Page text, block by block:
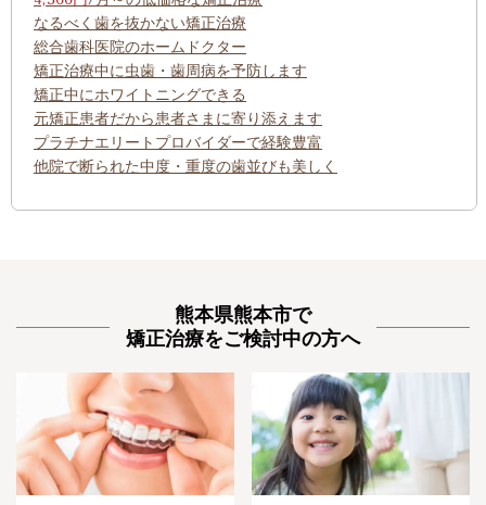
なるべく歯を抜かない矯正治療
総合歯科医院のホームドクター
矯正治療中に虫歯・歯周病を予防します
矯正中にホワイトニングできる
元矯正患者だから患者さまに寄り添えます
プラチナエリートプロバイダーで経験豊富
他院で断られた中度・重度の歯並びも美しく
熊本県熊本市で
矯正治療をご検討中の方へ